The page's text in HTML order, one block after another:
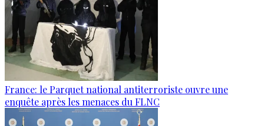
France: le Parquet national antiterroriste ouvre une
enquête après les menaces du FLNC